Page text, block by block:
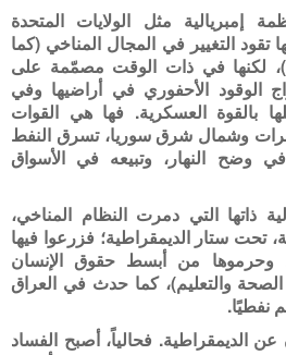
إمبريالية مثل الولايات المتحدة
تقود التغيير في المجال المناخي (كما
لكنها في ذات الوقت مصمّمة على
الوقود الأحفوري في أراضيها وفي
بالقوة العسكرية. فها هي القوات
وشمال شرق سوريا، تسرق النفط
وضح النهار، وتبيعه في الأسواق
ذاتها التي دمرت النظام المناخي،
تحت ستار الديمقراطية؛ فزرعوا فيها
وحرموها من أبسط حقوق الإنسان
الصحة والتعليم)، كما حدث في العراق
نفطيًا.
الديمقراطية. فحالياً، أصبح الفساد